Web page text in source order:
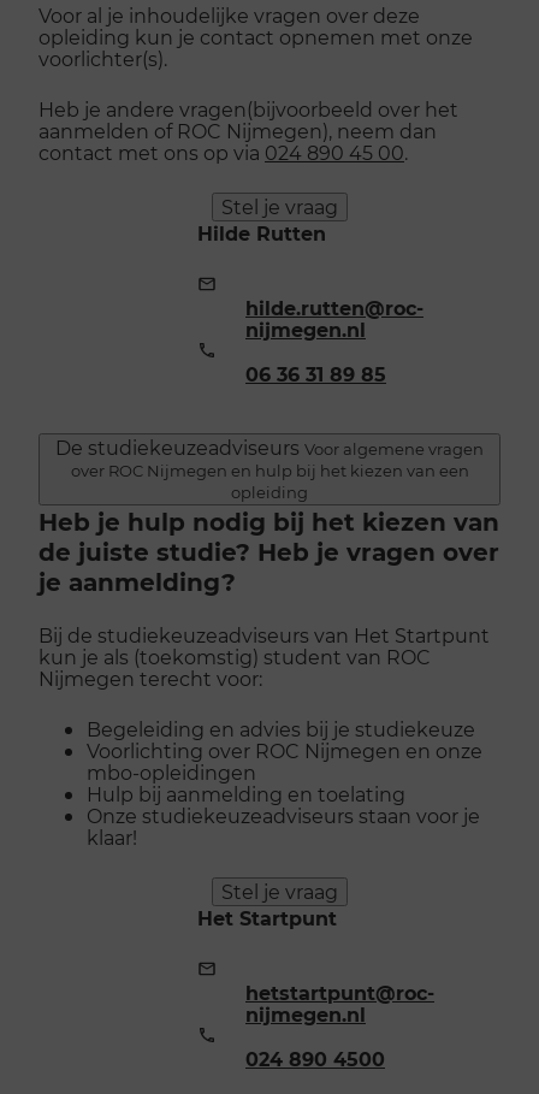
Voor al je inhoudelijke vragen over deze
opleiding kun je contact opnemen met onze
voorlichter(s).
Heb je andere vragen(bijvoorbeeld over het
aanmelden of ROC Nijmegen), neem dan
contact met ons op via 024 890 45 00.
Stel je vraag
Hilde Rutten
mailadres:
hilde.rutten@roc-
nijmegen.nl
06 36 31 89 85
De studiekeuzeadviseurs Voor algemene vragen
over ROC Nijmegen en hulp bij het kiezen van een
opleiding
Heb je hulp nodig bij het kiezen van
de juiste studie? Heb je vragen over
je aanmelding?
Bij de studiekeuzeadviseurs van Het Startpunt
kun je als (toekomstig) student van ROC
Nijmegen terecht voor:
Begeleiding en advies bij je studiekeuze
Voorlichting over ROC Nijmegen en onze
mbo-opleidingen
Hulp bij aanmelding en toelating
Onze studiekeuzeadviseurs staan voor je
klaar!
Stel je vraag
Het Startpunt
mailadres:
hetstartpunt@roc-
nijmegen.nl
024 890 4500